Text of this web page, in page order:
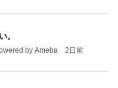
。
by Ameba 2日前